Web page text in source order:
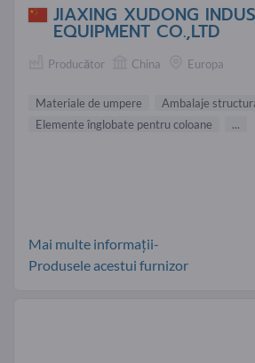
JIAXING XUDONG
EQUIPMENT CO.,LTD
Producător China Europa
Materiale de umpere
Ambalaje
Elemente înglobate pentru coloane
...
Mai multe informații-
Produsele acestui furnizor